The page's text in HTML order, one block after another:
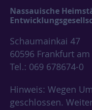
Nassauische
Schaumainkai 47
60596 Frankfurt
Tel.: 069 678674-0
Hinweis: Wegen
geschlossen.